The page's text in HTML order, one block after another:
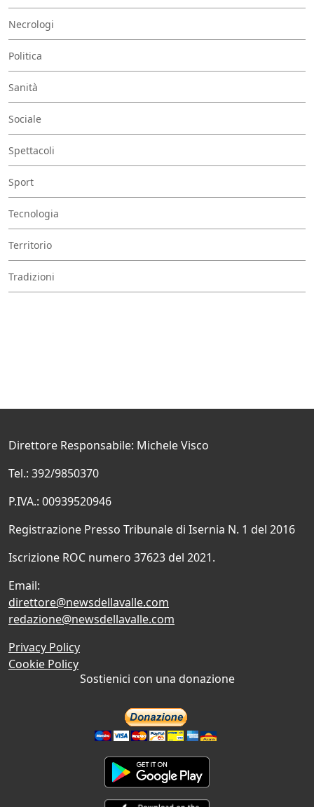
Necrologi
Politica
Sanità
Sociale
Spettacoli
Sport
Tecnologia
Territorio
Tradizioni
Direttore Responsabile: Michele Visco
Tel.: 392/9850370
P.IVA.: 00939520946
Registrazione Presso Tribunale di Isernia N. 1 del 2016
Iscrizione ROC numero 37623 del 2021.
Email:
direttore@newsdellavalle.com
redazione@newsdellavalle.com
Privacy Policy
Cookie Policy
Sostienici con una donazione